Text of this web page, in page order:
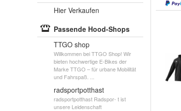
Hier Verkaufen
Passende Hood-Shops
TTGO shop
Willkommen bei TTGO Shop! Wir
bieten hochwertige E-Bikes der
Marke TTGO – für urbane Mobilität
und Fahrspaß. ...
radsportpotthast
radsportpotthast Radspor- t ist
unsere Leidenschaft